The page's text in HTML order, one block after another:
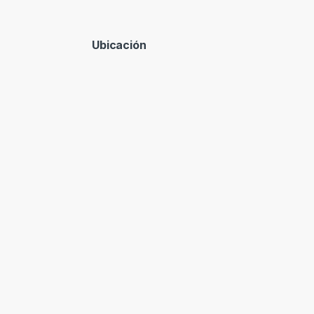
Ubicación